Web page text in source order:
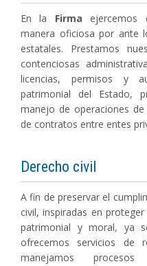
En la Firma ejercemos
manera oficiosa por ante
estatales. Prestamos
contenciosas
licencias, permisos y
patrimonial del Estado,
manejo de operaciones
de contratos entre entes
Derecho civil
A fin de preservar el
civil, inspiradas en
patrimonial y moral, ya
ofrecemos servicios de
manejamos procesos